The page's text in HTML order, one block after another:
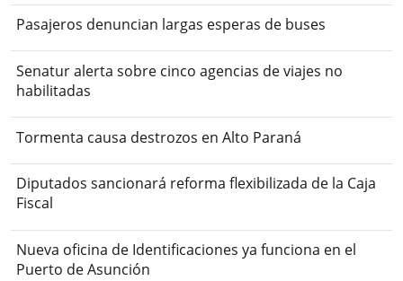
Pasajeros denuncian largas esperas de buses
Senatur alerta sobre cinco agencias de viajes no
habilitadas
Tormenta causa destrozos en Alto Paraná
Diputados sancionará reforma flexibilizada de la Caja
Fiscal
Nueva oficina de Identificaciones ya funciona en el
Puerto de Asunción